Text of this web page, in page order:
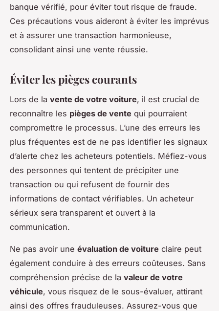
banque vérifié, pour éviter tout risque de fraude.
Ces précautions vous aideront à éviter les imprévus
et à assurer une transaction harmonieuse,
consolidant ainsi une vente réussie.
Éviter les pièges courants
Lors de la vente de votre voiture, il est crucial de
reconnaître les pièges de vente qui pourraient
compromettre le processus. L’une des erreurs les
plus fréquentes est de ne pas identifier les signaux
d’alerte chez les acheteurs potentiels. Méfiez-vous
des personnes qui tentent de précipiter une
transaction ou qui refusent de fournir des
informations de contact vérifiables. Un acheteur
sérieux sera transparent et ouvert à la
communication.
Ne pas avoir une évaluation de voiture claire peut
également conduire à des erreurs coûteuses. Sans
compréhension précise de la valeur de votre
véhicule, vous risquez de le sous-évaluer, attirant
ainsi des offres frauduleuses. Assurez-vous que